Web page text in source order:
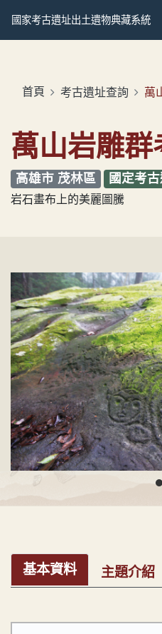
國家考古遺址出土遺物典藏系統
首頁 考古遺址查詢 萬
萬山岩雕群
高雄市 茂林區 國定考
岩石畫布上的美麗圖騰
基本資料 主題介紹